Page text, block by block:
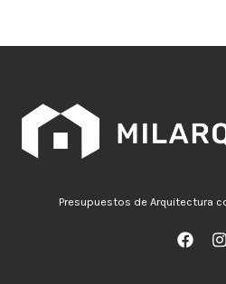
Presupuestos de Arquitectura